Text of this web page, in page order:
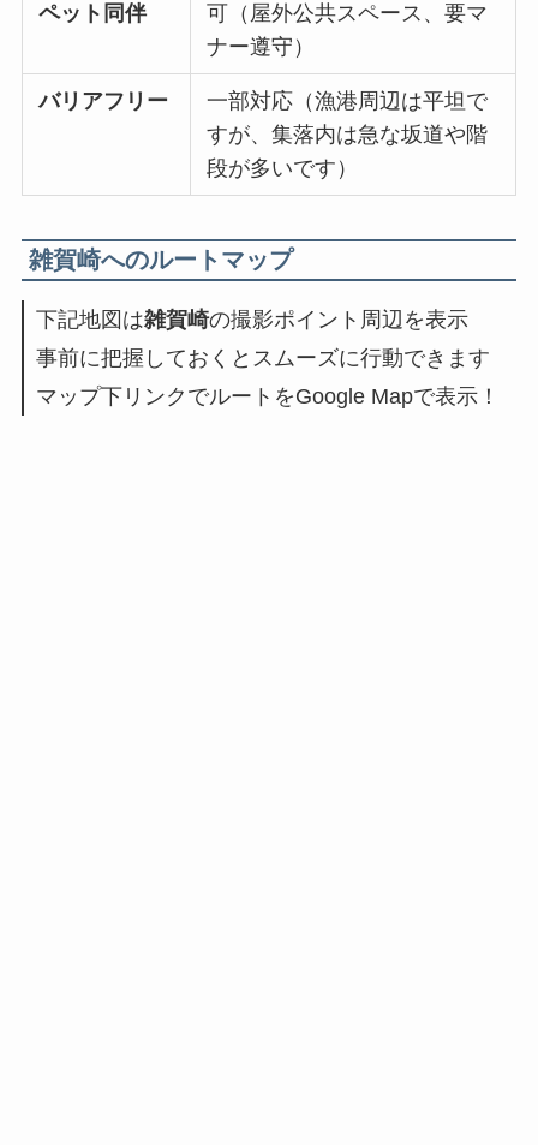
ペット同伴
可（屋外公共スペース、要マ
ナー遵守）
バリアフリー
一部対応（漁港周辺は平坦で
すが、集落内は急な坂道や階
段が多いです）
雑賀崎へのルートマップ
下記地図は雑賀崎の撮影ポイント周辺を表示
事前に把握しておくとスムーズに行動できます
マップ下リンクでルートをGoogle Mapで表示！